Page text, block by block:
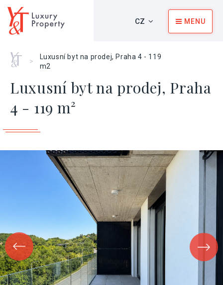
CZ MENU
Home
>
Luxusní byt na prodej, Praha 4 - 119
m2
Luxusní byt na prodej, Praha
4 - 119 m²